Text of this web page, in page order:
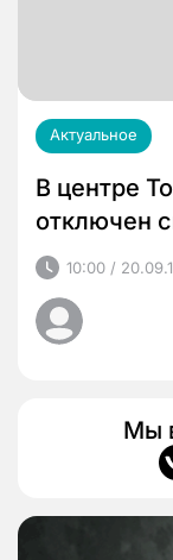
Актуальное
В центре
отключен
10:00 /
Мы